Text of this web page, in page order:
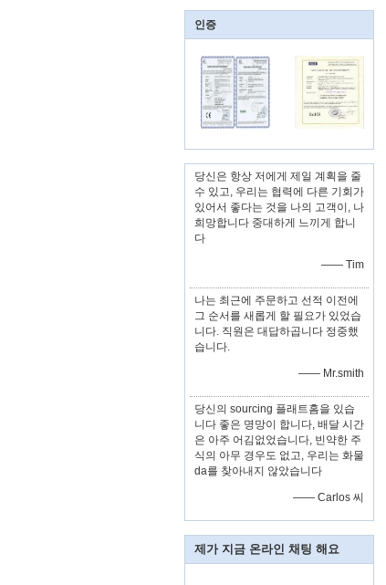
인증
당신은 항상 저에게 제일 계획을 줄
수 있고, 우리는 협력에 다른 기회가
있어서 좋다는 것을 나의 고객이, 나
희망합니다 중대하게 느끼게 합니
다
—— Tim
나는 최근에 주문하고 선적 이전에
그 순서를 새롭게 할 필요가 있었습
니다. 직원은 대답하곱니다 정중했
습니다.
—— Mr.smith
당신의 sourcing 플래트홈을 있습
니다 좋은 명망이 합니다, 배달 시간
은 아주 어김없었습니다, 빈약한 주
식의 아무 경우도 없고, 우리는 화물
da를 찾아내지 않았습니다
—— Carlos 씨
제가 지금 온라인 채팅 해요